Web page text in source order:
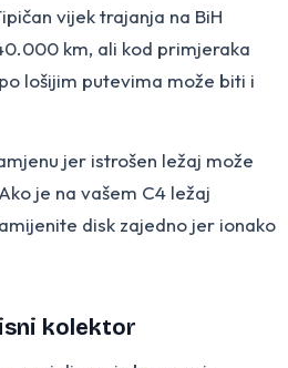
vijek trajanja na BiH
km, ali kod primjeraka
lošijim putevima može biti i
jer istrošen ležaj može
je na vašem C4 ležaj
disk zajedno jer ionako
kolektor